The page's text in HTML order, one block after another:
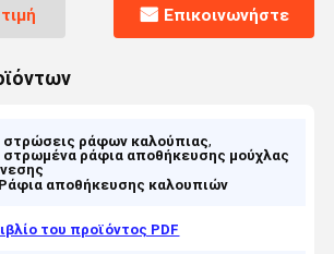
Επικοινωνήστε
στρώσεις ράφων καλούπιας,
στρωμένα ράφια αποθήκευσης μούχλας
Ράφια αποθήκευσης καλουπιών
του προϊόντος PDF